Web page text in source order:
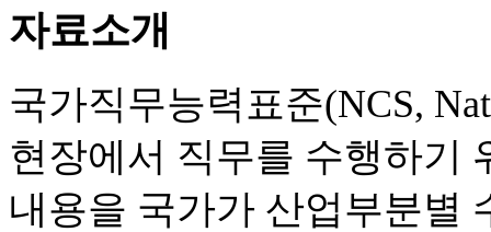
자료소개
국가직무능력표준(NCS,
현장에서 직무를 수행하기
내용을 국가가 산업부분별